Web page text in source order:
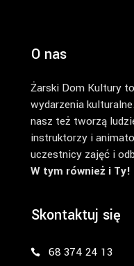
O nas
Żarski Dom Kultury
wydarzenia
nasz też tworzą
instruktorzy i
uczestnicy zajęć i
W tym również i Ty!
Skontaktuj się
68 374 24 13